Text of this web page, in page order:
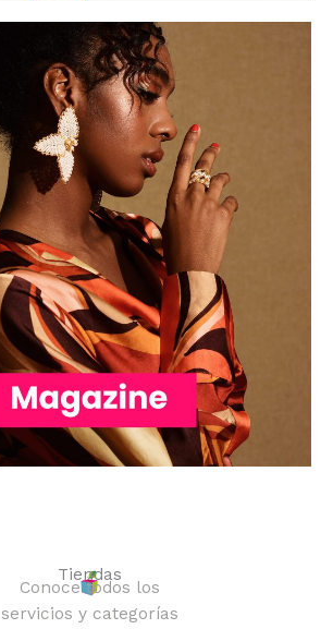
Tiendas
Conoce todos los
servicios y categorías